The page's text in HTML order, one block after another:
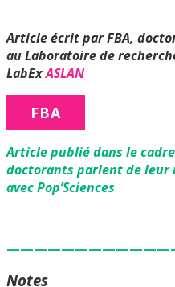
Article écrit par FBA,
au Laboratoire de
LabExASLAN
FBA
Article publié dans le
doctorants parlent de leur
avec Pop’Sciences
Notes